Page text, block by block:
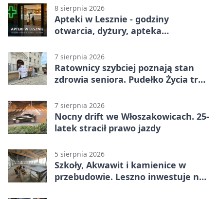
8 sierpnia 2026
Apteki w Lesznie - godziny
otwarcia, dyżury, apteka
7 sierpnia 2026
Ratownicy szybciej poznają stan
zdrowia seniora. Pudełko Życia trafi
7 sierpnia 2026
Nocny drift we Włoszakowicach. 25-
latek stracił prawo jazdy
5 sierpnia 2026
Szkoły, Akwawit i kamienice w
przebudowie. Leszno inwestuje na